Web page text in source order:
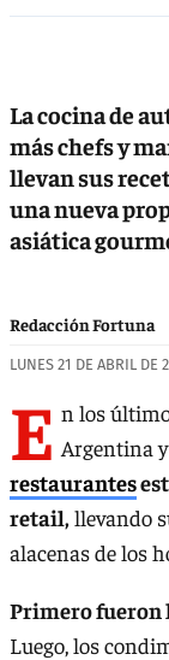
La cocina de
más chefs y
llevan sus
una nueva
asiática
Redacción Fortuna
LUNES 21 DE ABRIL DE
E n los
Argentina
restaurantes
retail,llevando
alacenas de los
Primero fueron
Luego, los